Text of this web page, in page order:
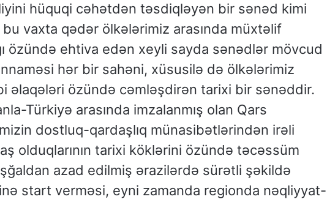
hüquqi cəhətdən təsdiqləyən bir sənəd kimi
vaxta qədər ölkələrimiz arasında müxtəlif
özündə ehtiva edən xeyli sayda sənədlər mövcud
hər bir sahəni, xüsusilə də ölkələrimiz
əlaqələri özündə cəmləşdirən tarixi bir sənəddir.
Türkiyə arasında imzalanmış olan Qars
dostluq-qardaşlıq münasibətlərindən irəli
olduqlarının tarixi köklərini özündə təcəssüm
azad edilmiş ərazilərdə sürətli şəkildə
start verməsi, eyni zamanda regionda nəqliyyat-